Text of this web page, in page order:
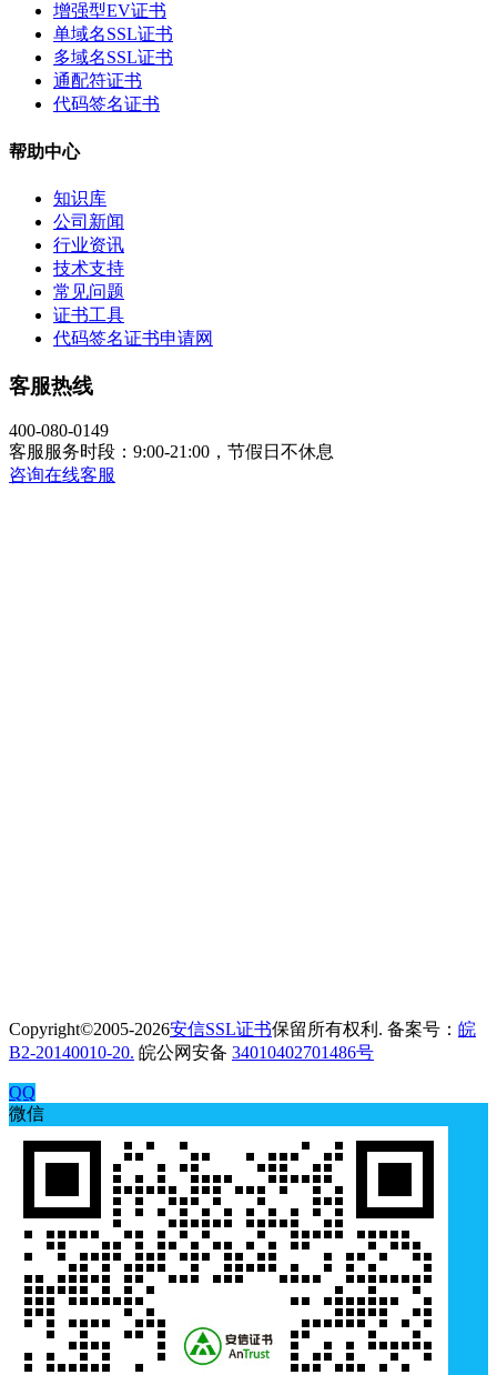
增强型EV证书
单域名SSL证书
多域名SSL证书
通配符证书
代码签名证书
帮助中心
知识库
公司新闻
行业资讯
技术支持
常见问题
证书工具
代码签名证书申请网
客服热线
400-080-0149
客服服务时段：9:00-21:00，节假日不休息
咨询在线客服
Copyright©2005-2026安信SSL证书保留所有权利. 备案号： 皖
B2-20140010-20. 皖公网安备 34010402701486号
QQ
微信